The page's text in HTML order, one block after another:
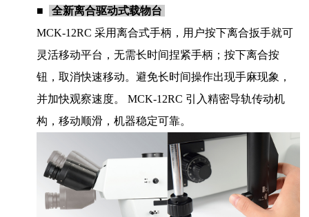
■
全新离合驱动式载物台
MCK-12RC 采用离合式手柄，用户按下离合扳手就可
灵活移动平台，无需长时间捏紧手柄；按下离合按
钮，取消快速移动。避免长时间操作出现手麻现象，
并加快观察速度。 MCK-12RC 引入精密导轨传动机
构，移动顺滑，机器稳定可靠。